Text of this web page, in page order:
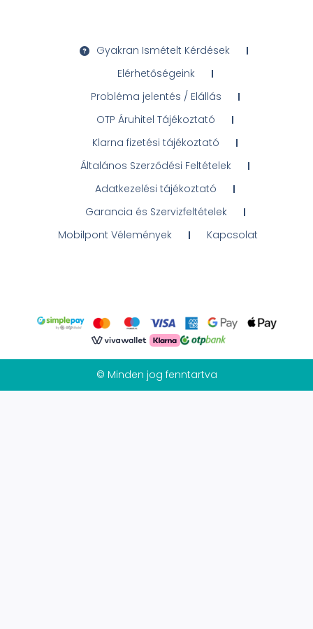
Gyakran Ismételt Kérdések
Elérhetőségeink
Probléma jelentés / Elállás
OTP Áruhitel Tájékoztató
Klarna fizetési tájékoztató
Általános Szerződési Feltételek
Adatkezelési tájékoztató
Garancia és Szervizfeltételek
Mobilpont Vélemények
Kapcsolat
© Minden jog fenntartva